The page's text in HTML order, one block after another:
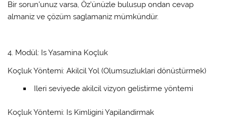
Bir sorun’unuz varsa, Öz’ünüzle bulusup ondan cevap
almaniz ve çözüm saglamaniz mümkündür.
4. Modül: Is Yasamina Koçluk
Koçluk Yöntemi: Akilcil Yol (Olumsuzluklari dönüstürmek)
Ileri seviyede akilcil vizyon gelistirme yöntemi
Koçluk Yöntemi: Is Kimligini Yapilandirmak